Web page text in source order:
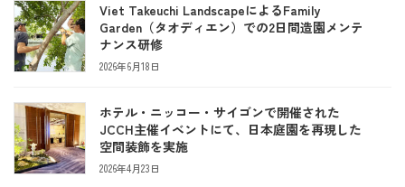
Viet Takeuchi LandscapeによるFamily
Garden（タオディエン）での2日間造園メンテ
ナンス研修
2026年6月18日
ホテル・ニッコー・サイゴンで開催された
JCCH主催イベントにて、日本庭園を再現した
空間装飾を実施
2026年4月23日